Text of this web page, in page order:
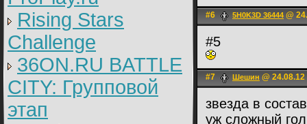
Rising Stars
Challenge
36ON.RU BATTLE
CITY: Групповой
этап
#6 5H0K3D 36444 @
#5
#7 Шешин @
звезда в
уж сложный